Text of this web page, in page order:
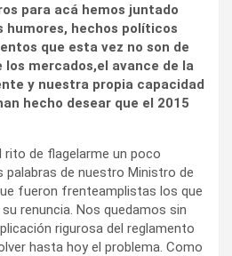
para acá hemos juntado
humores, hechos políticos
que esta vez no son de
mercados,el avance de la
y nuestra propia capacidad
hecho desear que el 2015
rito de flagelarme un poco
palabras de nuestro Ministro de
fueron frenteamplistas los que
renuncia. Nos quedamos sin
rigurosa del reglamento
hasta hoy el problema. Como